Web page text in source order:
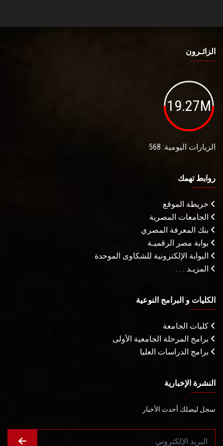
الزائـرون
19.27M
الزيارات اليومية: 568
روابط تهمك
خريطة الموقع
الجامعات المصرية
بنك المعرفة المصري
بوابة مصر الرقميـة
البوابة الإلكترونية للشكاوى الموحدة
المزيـد . . .
الكليات و البرامج النوعية
كليات الجامعة
برامج المرحلة الجامعية الأولى
برامج الدراسات العليا
النشرة الإخبارية
سجل ليصلك أحدث الأخبار